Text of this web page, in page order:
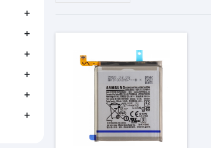
add
add
add
add
add
add
Prix